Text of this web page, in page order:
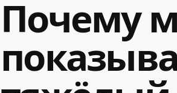
Почему